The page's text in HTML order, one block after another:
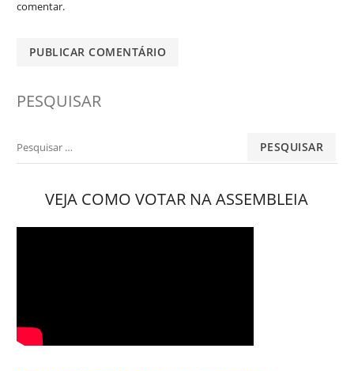
comentar.
PESQUISAR
Pesquisar
VEJA COMO VOTAR NA ASSEMBLEIA